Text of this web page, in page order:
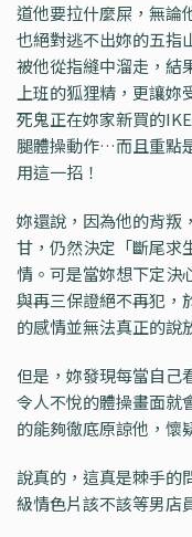
道他要拉什麼屎，無論
也絕對逃不出妳的五指
被他從指縫中溜走，結
上班的狐狸精，更讓妳
死鬼正在妳家新買的
腿體操動作…而且重點
用這一招！
妳還說，因為他的背叛
甘，仍然決定「斷尾求
情。可是當妳想下定決
與再三保證絕不再犯，
的感情並無法真正的說
但是，妳發現每當自己
令人不悅的體操畫面就
的能夠徹底原諒他，
說真的，這真是棘手的
級情色片該不該等男店